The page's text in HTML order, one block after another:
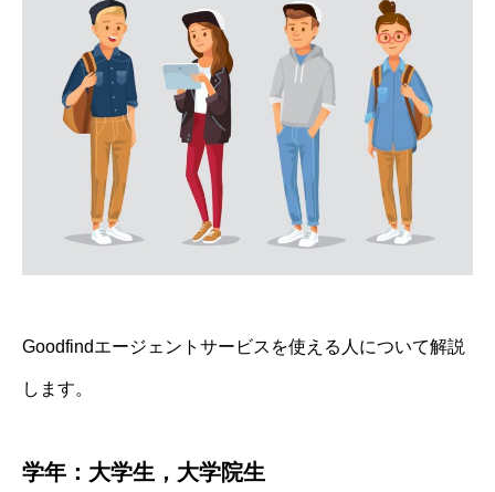
Goodfindエージェントサービスを使える人について解説
します。
学年：大学生，大学院生